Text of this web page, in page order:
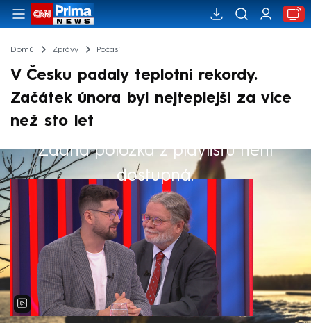
Domů Zprávy Počasí
V Česku padaly teplotní rekordy.
Začátek února byl nejteplejší za více
než sto let
Žádná položka z playlistu není
dostupná.
Výběr redakce